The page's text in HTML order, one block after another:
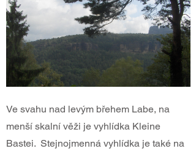
Ve svahu nad levým břehem Labe, na
menší skalní věži je vyhlídka Kleine
Bastei. Stejnojmenná vyhlídka je také na